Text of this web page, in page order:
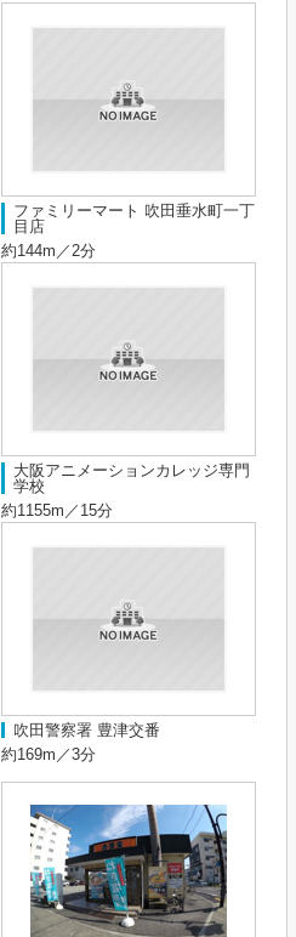
ファミリーマート 吹田垂水町一丁
目店
約144m／2分
大阪アニメーションカレッジ専門
学校
約1155m／15分
吹田警察署 豊津交番
約169m／3分